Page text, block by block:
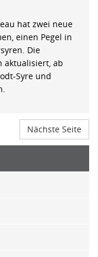
hat zwei neue
einen Pegel in
Die
aktualisiert, ab
Syre und
Nächste Seite